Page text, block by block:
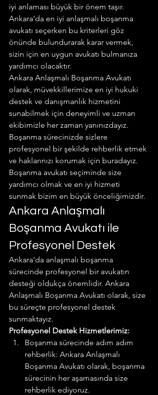
iyi anlaması büyük bir önem taşır.
Ankara’da en iyi anlaşmalı boşanma
avukatı seçerken bu kriterleri göz
önünde bulundurarak karar vermek,
sizin için en uygun avukatı bulmanıza
yardımcı olacaktır.
Ankara Anlaşmalı Boşanma Avukatı
olarak, müvekkillerimize en iyi hukuki
destek ve danışmanlık hizmetini
sunabilmek için deneyimli ve uzman
ekibimizle her zaman yanınızdayız.
Boşanma sürecinizde sizlere
profesyonel bir şekilde rehberlik etmek
ve haklarınızı korumak için buradayız.
Boşanma avukatı seçiminde size
yardımcı olmak ve en iyi hizmeti
sunmak bizim en büyük önceliğimizdir.
Ankara Anlaşmalı
Boşanma Avukatı ile
Profesyonel Destek
Ankara’da anlaşmalı boşanma
sürecinde profesyonel bir avukatın
desteği oldukça önemlidir. Ankara
Anlaşmalı Boşanma Avukatı olarak, size
bu süreçte profesyonel destek
sunmaktayız.
Profesyonel Destek Hizmetlerimiz:
Boşanma sürecinde adım adım
rehberlik: Ankara Anlaşmalı
Boşanma Avukatı olarak, boşanma
sürecinin her aşamasında size
rehberlik ediyoruz.